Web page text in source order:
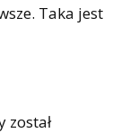
Taka jest
został